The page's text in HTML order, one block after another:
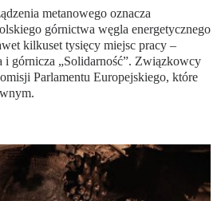
metanowego oznacza
górnictwa węgla energetycznego
kilkuset tysięcy miejsc pracy –
i górnicza „Solidarność”. Związkowcy
Parlamentu Europejskiego, które